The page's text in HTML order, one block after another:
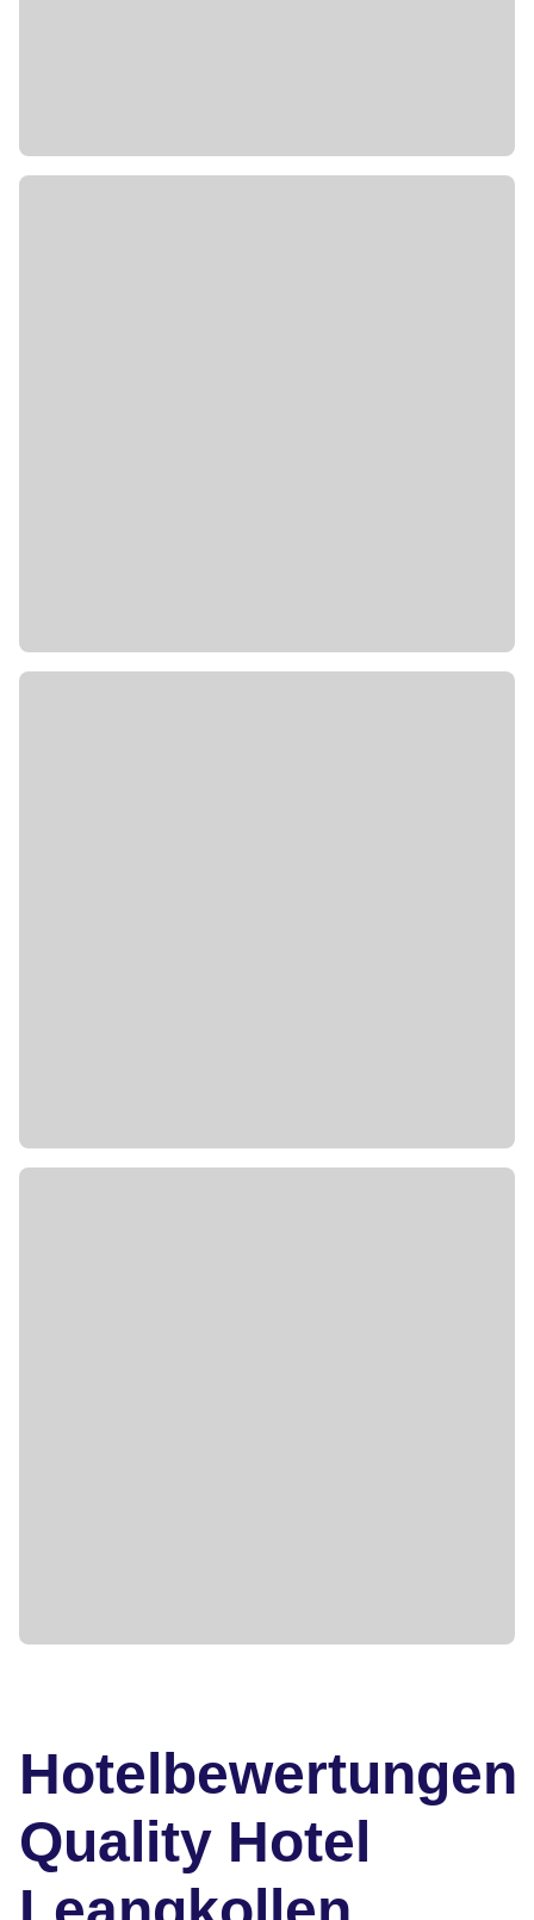
Hotelbewertungen
Quality Hotel